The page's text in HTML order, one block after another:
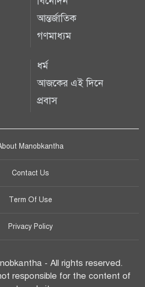
আন্তর্জাতিক
গণমাধ্যম
ধর্ম
আজকের এই দিনে
প্রবাস
Manobkantha
Contact Us
Term Of Use
Privacy Policy
- All rights reserved.
responsible for the content of